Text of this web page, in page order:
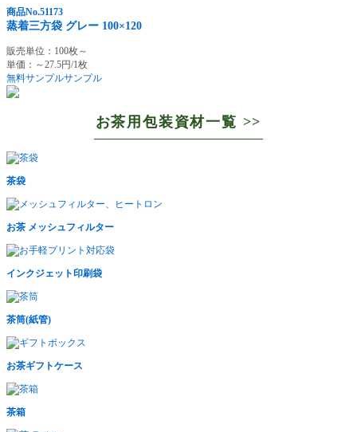
商品No.51173
蒸着三方袋 グレー 100×120
販売単位：100枚～
単価：～27.5円/1枚
無料サンプルサンプル
お茶用包装資材一覧 >>
茶袋
お茶 メッシュフィルター
インクジェット印刷袋
茶筒(紙管)
お茶ギフトケース
茶箱